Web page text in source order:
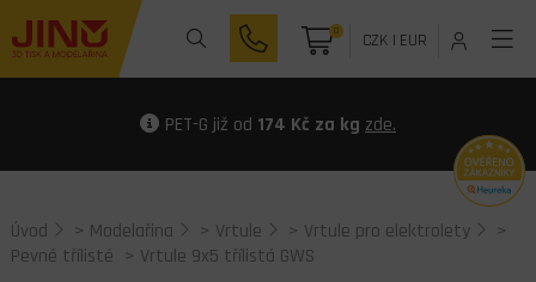
0 CZK| EUR
PET-G již od 174 Kč za kg zde.
Úvod > Modelařina > Vrtule > Vrtule pro elektrolety
>
Pevné třílisté > Vrtule 9x5 třílistá GWS